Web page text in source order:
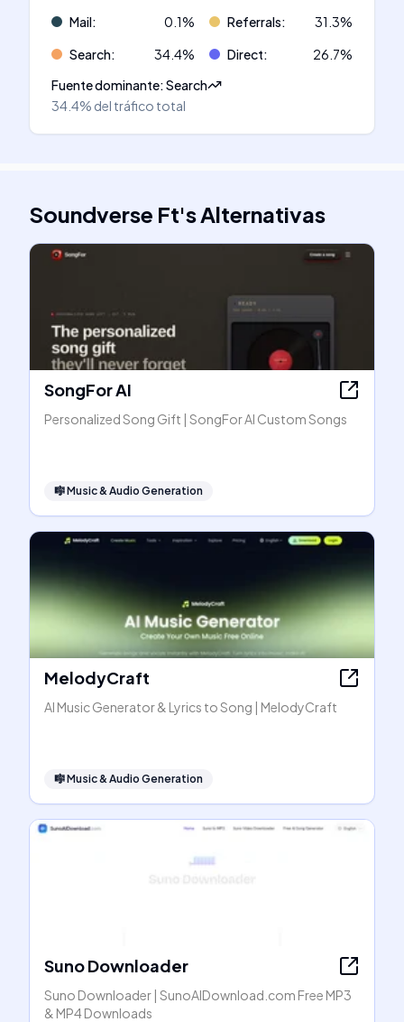
Mail: 0.1% Referrals: 31.3%
Search: 34.4% Direct: 26.7%
Fuente dominante:Search
34.4% del tráfico total
Soundverse Ft'sAlternativas
SongFor AI
Personalized Song Gift | SongFor AI Custom Songs
🎼Music & Audio Generation
MelodyCraft
AI Music Generator & Lyrics to Song | MelodyCraft
🎼Music & Audio Generation
Suno Downloader
Suno Downloader | SunoAIDownload.com Free MP3
& MP4 Downloads